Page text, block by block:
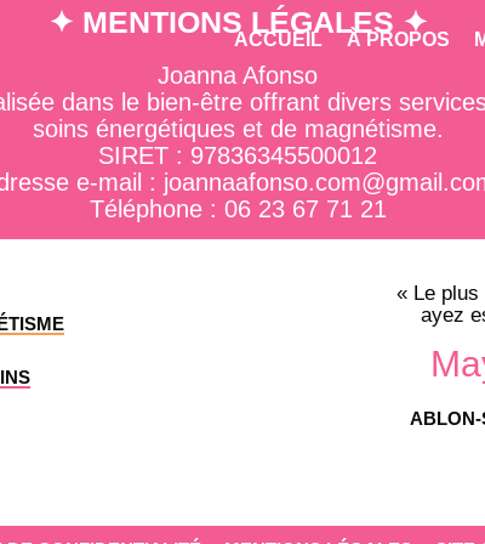
ACCUEIL À PROPOS
✦ MENTIONS LÉGALES ✦
Joanna Afonso
dans le bien-être offrant divers
soins énergétiques et de magnétisme.
SIRET : 97836345500012
e-mail :
Téléphone : 06 23 67 71 21
« Le plus
ayez
ABLON-